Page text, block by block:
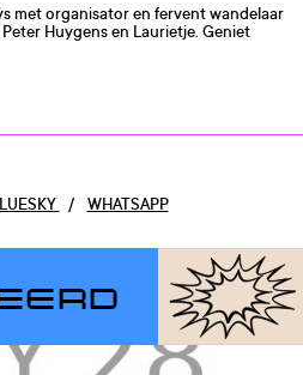
met organisator en fervent wandelaar
Huygens en Laurietje. Geniet
/ WHATSAPP